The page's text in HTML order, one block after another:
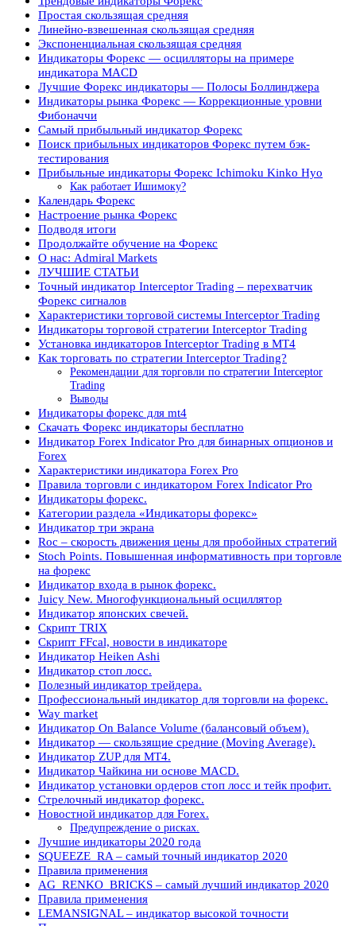
Простая скользящая средняя
Линейно-взвешенная скользящая средняя
Экспоненциальная скользящая средняя
Индикаторы Форекс — осцилляторы на примере
индикатора MACD
Лучшие Форекс индикаторы — Полосы Боллинджера
Индикаторы рынка Форекс — Коррекционные уровни
Фибоначчи
Самый прибыльный индикатор Форекс
Поиск прибыльных индикаторов Форекс путем бэк-
тестирования
Прибыльные индикаторы Форекс Ichimoku Kinko Hyo
Как работает Ишимоку?
Календарь Форекс
Настроение рынка Форекс
Подводя итоги
Продолжайте обучение на Форекс
О нас: Admiral Markets
ЛУЧШИЕ СТАТЬИ
Точный индикатор Interceptor Trading – перехватчик
Форекс сигналов
Характеристики торговой системы Interceptor Trading
Индикаторы торговой стратегии Interceptor Trading
Установка индикаторов Interceptor Trading в MT4
Как торговать по стратегии Interceptor Trading?
Рекомендации для торговли по стратегии Interceptor
Trading
Выводы
Индикаторы форекс для mt4
Скачать Форекс индикаторы бесплатно
Индикатор Forex Indicator Pro для бинарных опционов и
Forex
Характеристики индикатора Forex Pro
Правила торговли с индикатором Forex Indicator Pro
Индикаторы форекс.
Категории раздела «Индикаторы форекс»
Индикатор три экрана
Roc – скорость движения цены для пробойных стратегий
Stoch Points. Повышенная информативность при торговле
на форекс
Индикатор входа в рынок форекс.
Juicy New. Многофункциональный осциллятор
Индикатор японских свечей.
Скрипт TRIX
Скрипт FFcal, новости в индикаторе
Индикатор Heiken Ashi
Индикатор стоп лосс.
Полезный индикатор трейдера.
Профессиональный индикатор для торговли на форекс.
Way market
Индикатор On Balance Volume (балансовый объем).
Индикатор — скользящие средние (Moving Average).
Индикатор ZUP для МТ4.
Индикатор Чайкина ни основе MACD.
Индикатор установки ордеров стоп лосс и тейк профит.
Стрелочный индикатор форекс.
Новостной индикатор для Forex.
Предупреждение о рисках.
Лучшие индикаторы 2020 года
SQUEEZE_RA – самый точный индикатор 2020
Правила применения
AG_RENKO_BRICKS – самый лучший индикатор 2020
Правила применения
LEMANSIGNAL – индикатор высокой точности